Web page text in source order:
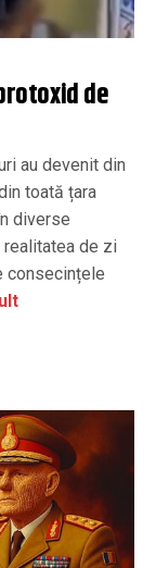
de
au devenit din
toată țara
diverse
de zi
consecințele